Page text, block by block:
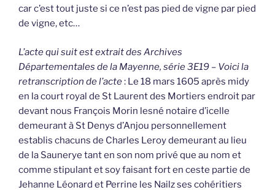
car c’est tout juste si ce n’est pas pied de vigne par pied
de vigne, etc…
L’acte qui suit est extrait des Archives
Départementales de la Mayenne, série 3E19 – Voici la
retranscription de l’acte: Le 18 mars 1605 après midy
en la court royal de St Laurent des Mortiers endroit par
devant nous François Morin lesné notaire d’icelle
demeurant à St Denys d’Anjou personnellement
establis chacuns de Charles Leroy demeurant au lieu
de la Saunerye tant en son nom privé que au nom et
comme stipulant et soy faisant fort en ceste partie de
Jehanne Léonard et Perrine les Nailz ses cohéritiers